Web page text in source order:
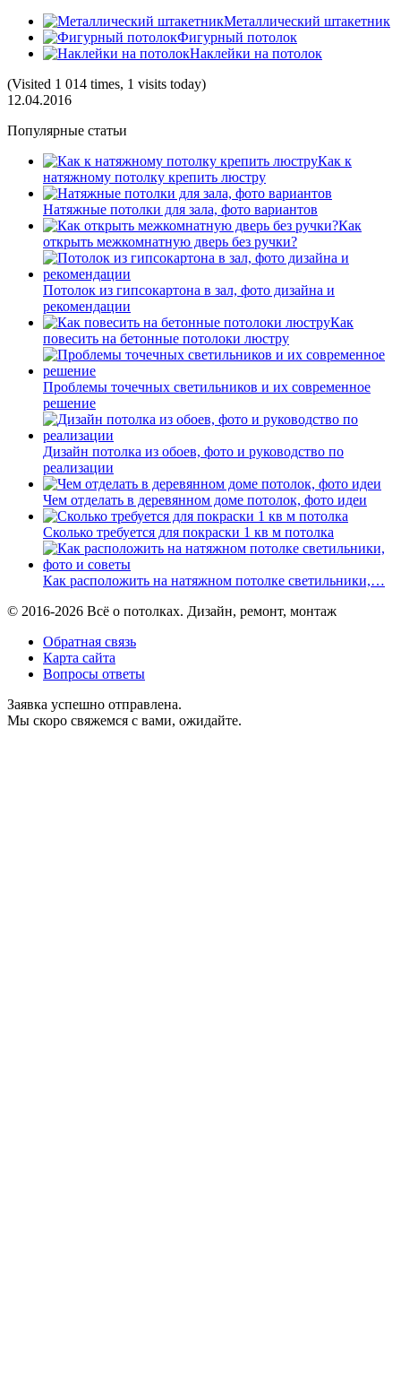
Металлический штакетник
Фигурный потолок
Наклейки на потолок
(Visited 1 014 times, 1 visits today)
12.04.2016
Популярные статьи
Как к
натяжному потолку крепить люстру
Натяжные потолки для зала, фото вариантов
Как
открыть межкомнатную дверь без ручки?
Потолок из гипсокартона в зал, фото дизайна и
рекомендации
Как
повесить на бетонные потолоки люстру
Проблемы точечных светильников и их современное
решение
Дизайн потолка из обоев, фото и руководство по
реализации
Чем отделать в деревянном доме потолок, фото идеи
Сколько требуется для покраски 1 кв м потолка
Как расположить на натяжном потолке светильники,…
© 2016-2026 Всё о потолках. Дизайн, ремонт, монтаж
Обратная связь
Карта сайта
Вопросы ответы
Заявка успешно отправлена.
Мы скоро свяжемся с вами, ожидайте.